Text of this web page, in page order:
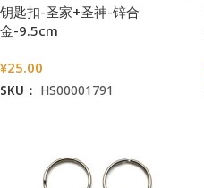
钥匙扣-圣家+圣神-锌合
金-9.5cm
¥25.00
SKU： HS00001791